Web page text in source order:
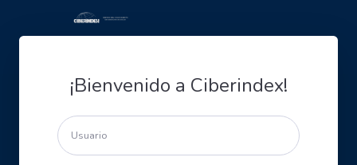
¡Bienvenido a Ciberindex!